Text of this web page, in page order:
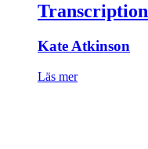
Transcription
Kate Atkinson
Läs mer